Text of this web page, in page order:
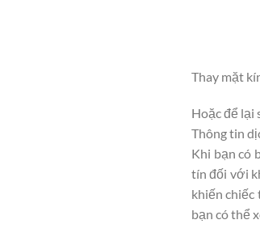
Thay mặt
Hoặc để lại
Thông tin
Khi bạn có
tín đối với
khiến chiếc
bạn có thể